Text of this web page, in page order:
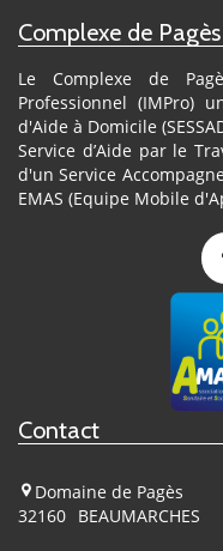
Complexe de Pagès
Le Complexe de
Professionnel (IMPro)
d'Aide à Domicile
Service d’Aide par le
d'un Service
EMAS (Equipe Mobile
Contact
Domaine de Pagès
32160 BEAUMARCHES